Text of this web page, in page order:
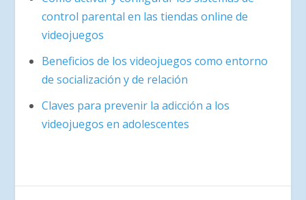
control parental en las tiendas online de
videojuegos
Beneficios de los videojuegos como entorno
de socialización y de relación
Claves para prevenir la adicción a los
videojuegos en adolescentes